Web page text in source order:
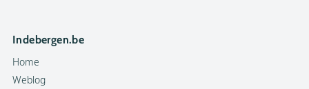
Indebergen.be
Home
Weblog